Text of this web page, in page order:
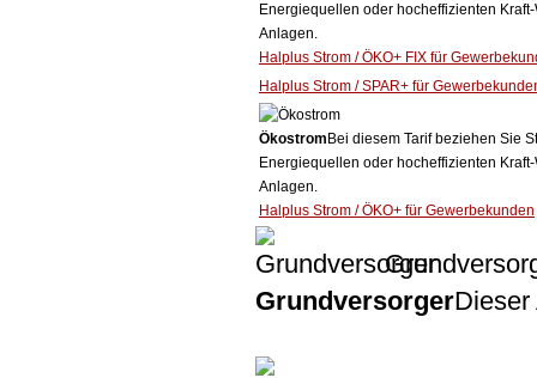
Energiequellen oder hocheffizienten
Anlagen.
Halplus Strom / ÖKO+ FIX für
Halplus Strom / SPAR+ für
Ökostrom Bei diesem Tarif beziehen Sie
Energiequellen oder hocheffizienten
Anlagen.
Halplus Strom / ÖKO+ für Gewerbekunden
GrundversorgerDieser